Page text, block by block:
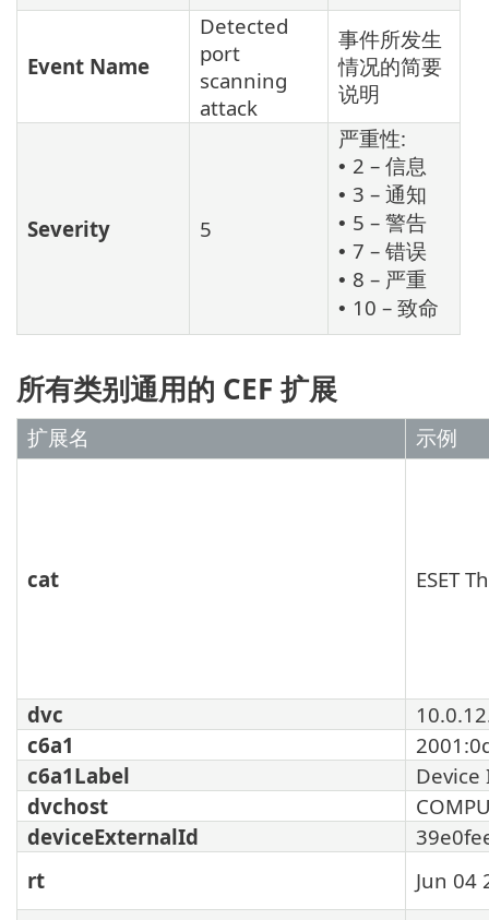
Event Name
Detected
port
scanning
attack
事件所发生
情况的简要
说明
Severity 5
严重性:
• 2 – 信息
• 3 – 通知
• 5 – 警告
• 7 – 错误
• 8 – 严重
• 10 – 致命
所有类别通用的 CEF 扩展
扩展名 示例
cat ESET
dvc
c6a1
c6a1Label
Device
dvchost
deviceExternalId
rt
Jun 04